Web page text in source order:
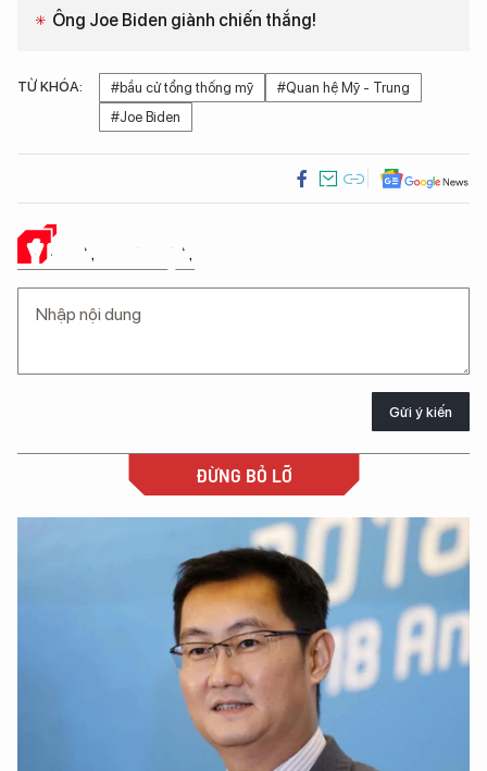
Ông Joe Biden giành chiến thắng!
TỪ KHÓA: #bầu cử tổng thống mỹ
#Quan hệ Mỹ - Trung
#Joe Biden
Ý KIẾN CỦA BẠN
Gửi ý kiến
ĐỪNG BỎ LỠ